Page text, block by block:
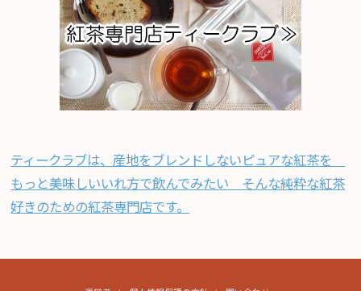
ティークラブは、産地をブレンドしないピュアな紅茶を
もっと美味しいいれ方で飲んでみたい そんな純粋な紅茶
好きのための紅茶専門店です。